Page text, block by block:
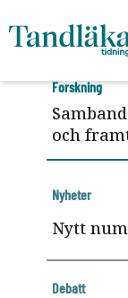
och
Forskning
Nytt
Nyheter
Debatt